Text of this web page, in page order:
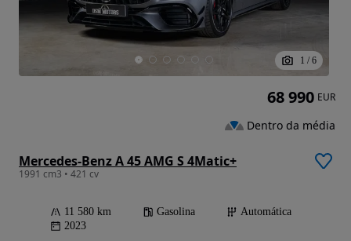
1 / 6
Mercedes-Benz A 45 AMG S 4Matic+
1991 cm3 • 421 cv
11 580 km Gasolina
Automática
2023
68 990 EUR
Dentro da média